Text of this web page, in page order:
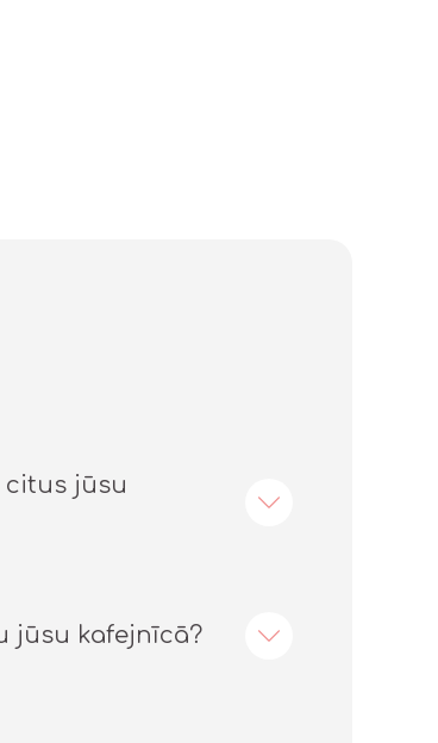
citus jūsu
jūsu kafejnīcā?